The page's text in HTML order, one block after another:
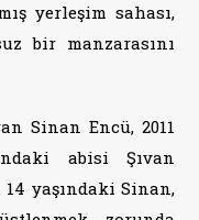
yerleşim sahası,
bir manzarasını
Sinan Encü, 2011
abisi Şıvan
yaşındaki Sinan,